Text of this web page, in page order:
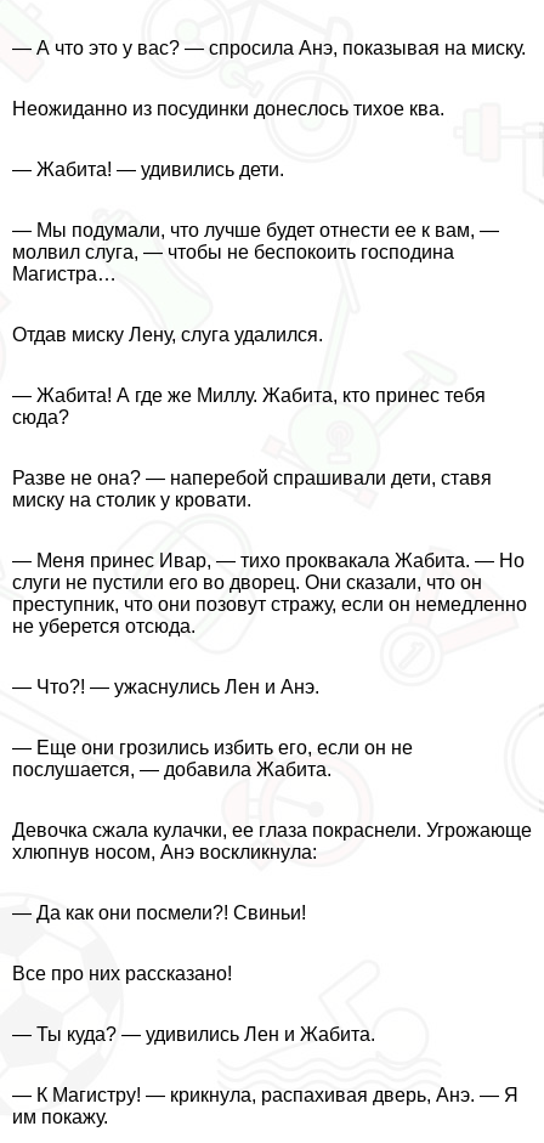
— А что это у вас? — спросила Анэ, показывая на миску.
Неожиданно из посудинки донеслось тихое ква.
— Жабита! — удивились дети.
— Мы подумали, что лучше будет отнести ее к вам, —
молвил слуга, — чтобы не беспокоить господина
Магистра…
Отдав миску Лену, слуга удалился.
— Жабита! А где же Миллу. Жабита, кто принес тебя
сюда?
Разве не она? — наперебой спрашивали дети, ставя
миску на столик у кровати.
— Меня принес Ивар, — тихо проквакала Жабита. — Но
слуги не пустили его во дворец. Они сказали, что он
преступник, что они позовут стражу, если он немедленно
не уберется отсюда.
— Что?! — ужаснулись Лен и Анэ.
— Еще они грозились избить его, если он не
послушается, — добавила Жабита.
Дeвoчка сжала кулачки, ее глаза покраснели. Угрожающе
хлюпнув носом, Анэ воскликнула:
— Да как они посмели?! Свиньи!
Все про них рассказано!
— Ты куда? — удивились Лен и Жабита.
— К Магистру! — крикнула, распахивая дверь, Анэ. — Я
им покажу.